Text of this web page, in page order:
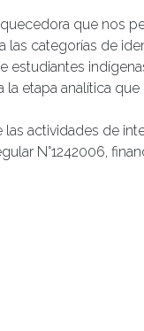
que nos
las categorías de
estudiantes
la etapa analítica
las actividades de
N°1242006,